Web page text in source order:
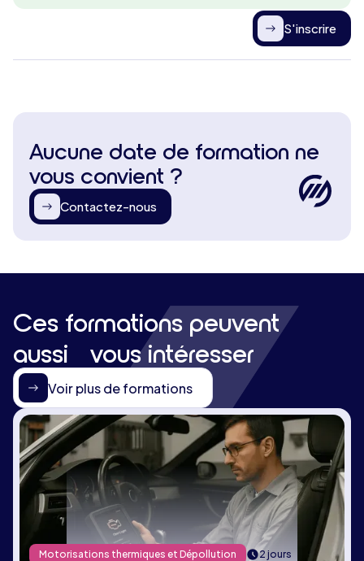
S'inscrire
Aucune date de formation ne
vous convient ?
Contactez-nous
Ces formations peuvent
aussi vous intéresser
Voir plus de formations
Motorisations thermiques et Dépollution 2 jours